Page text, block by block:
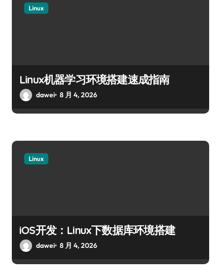
Linux
Linux机器学习环境搭建速成指南
dawei 8 月 4, 2026
Linux
iOS开发：Linux下数据库环境搭建
dawei 8 月 4, 2026